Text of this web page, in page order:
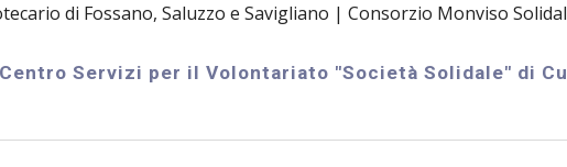
di Fossano, Saluzzo e Savigliano | Consorzio Monviso
Servizi per il Volontariato "Società Solidale" di